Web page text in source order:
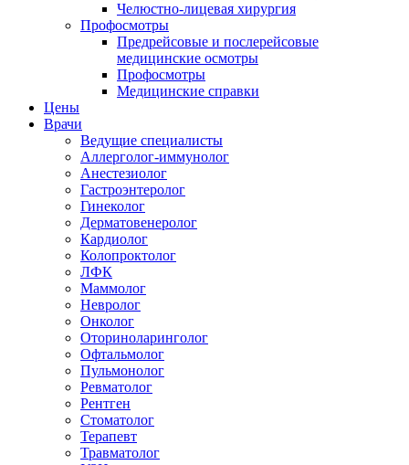
Челюстно-лицевая хирургия
Профосмотры
Предрейсовые и послерейсовые
медицинские осмотры
Профосмотры
Медицинские справки
Цены
Врачи
Ведущие специалисты
Аллерголог-иммунолог
Анестезиолог
Гастроэнтеролог
Гинеколог
Дерматовенеролог
Кардиолог
Колопроктолог
ЛФК
Маммолог
Невролог
Онколог
Оториноларинголог
Офтальмолог
Пульмонолог
Ревматолог
Рентген
Стоматолог
Терапевт
Травматолог